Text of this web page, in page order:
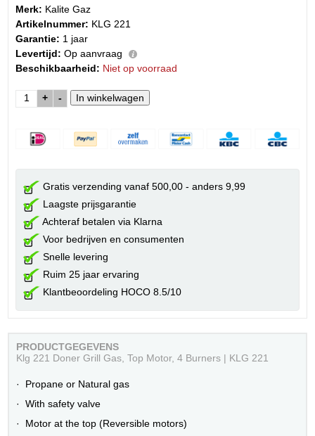
Merk: Kalite Gaz
Artikelnummer: KLG 221
Garantie: 1 jaar
Levertijd: Op aanvraag
Beschikbaarheid: Niet op voorraad
+ -
Gratis verzending vanaf 500,00 - anders 9,99
Laagste prijsgarantie
Achteraf betalen via Klarna
Voor bedrijven en consumenten
Snelle levering
Ruim 25 jaar ervaring
Klantbeoordeling HOCO 8.5/10
PRODUCTGEGEVENS
Klg 221 Doner Grill Gas, Top Motor, 4 Burners | KLG 221
· Propane or Natural gas
· With safety valve
· Motor at the top (Reversible motors)